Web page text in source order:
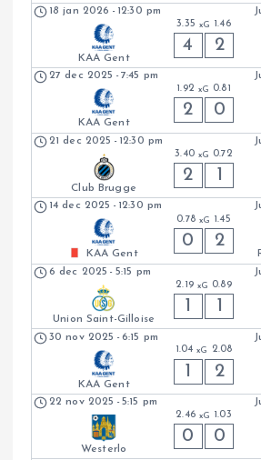
18 jan 2026 - 12:30 pm
KAA Gent
3.35 xG 1.46
4 2
27 dec 2025 -7:45 pm
KAA Gent
1.92 xG 0.81
2 0
21 dec 2025 - 12:30 pm
Club Brugge
3.40 xG 0.72
2 1
14 dec 2025 - 12:30 pm
KAA Gent
0.78 xG 1.45
0 2
6 dec 2025 - 5:15 pm
Union Saint-Gilloise
2.19 xG 0.89
1 1
30 nov 2025 -6:15 pm
KAA Gent
1.04 xG 2.08
1 2
22 nov 2025 -5:15 pm
Westerlo
2.46 xG 1.03
0 0